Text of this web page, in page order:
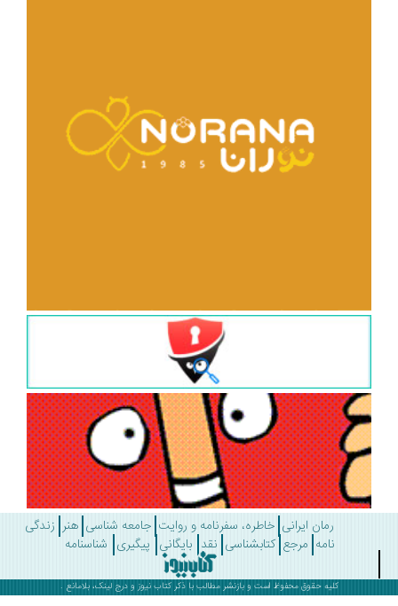
رمان ایرانی خاطره، سفرنامه و روایت جامعه شناسی هنر زندگی
مرجع کتابشناسی نقد بایگانی پیگیری شناسنامه
کلیه حقوق محفوظ است و بازنشر مطالب با ذکرکتاب نیوزو درج لینک، بلامانع .